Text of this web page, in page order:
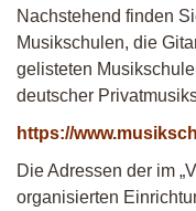
Nachstehend finden
Musikschulen, die
gelisteten
deutscher
https://
Die Adressen der im
organisierten